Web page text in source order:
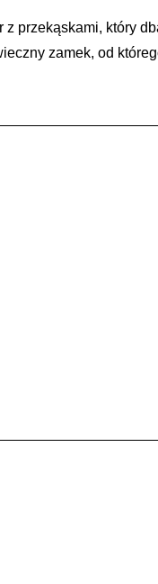
z przekąskami, który
zamek, od